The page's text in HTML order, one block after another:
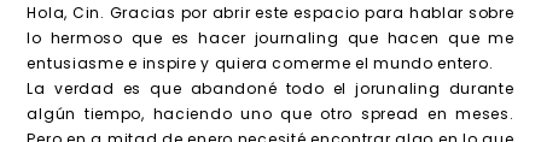
Hola, Cin. Gracias por abrir este espacio para hablar sobre
lo hermoso que es hacer journaling que hacen que me
entusiasme e inspire y quiera comerme el mundo entero.
La verdad es que abandoné todo el jorunaling durante
algún tiempo, haciendo uno que otro spread en meses.